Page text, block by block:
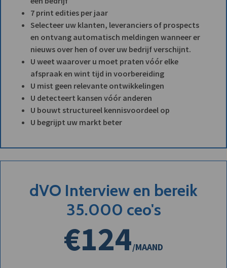
7 print edities per jaar
Selecteer uw klanten, leveranciers of prospects
en ontvang automatisch meldingen wanneer er
nieuws over hen of over uw bedrijf verschijnt.
U weet waarover u moet praten vóór elke
afspraak en wint tijd in voorbereiding
U mist geen relevante ontwikkelingen
U detecteert kansen vóór anderen
U bouwt structureel kennisvoordeel op
U begrijpt uw markt beter
dVO Interview en bereik
35.000 ceo's
€124/MAAND